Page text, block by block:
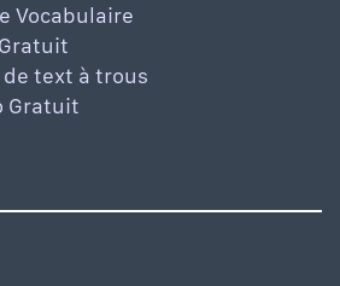
Vocabulaire
text à trous
Gratuit